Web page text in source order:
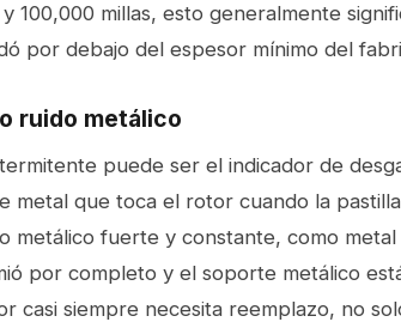
100,000 millas, esto generalmente
por debajo del espesor mínimo del
ruido metálico
puede ser el indicador de
metal que toca el rotor cuando la
metálico fuerte y constante, como
por completo y el soporte metálico
casi siempre necesita reemplazo, no